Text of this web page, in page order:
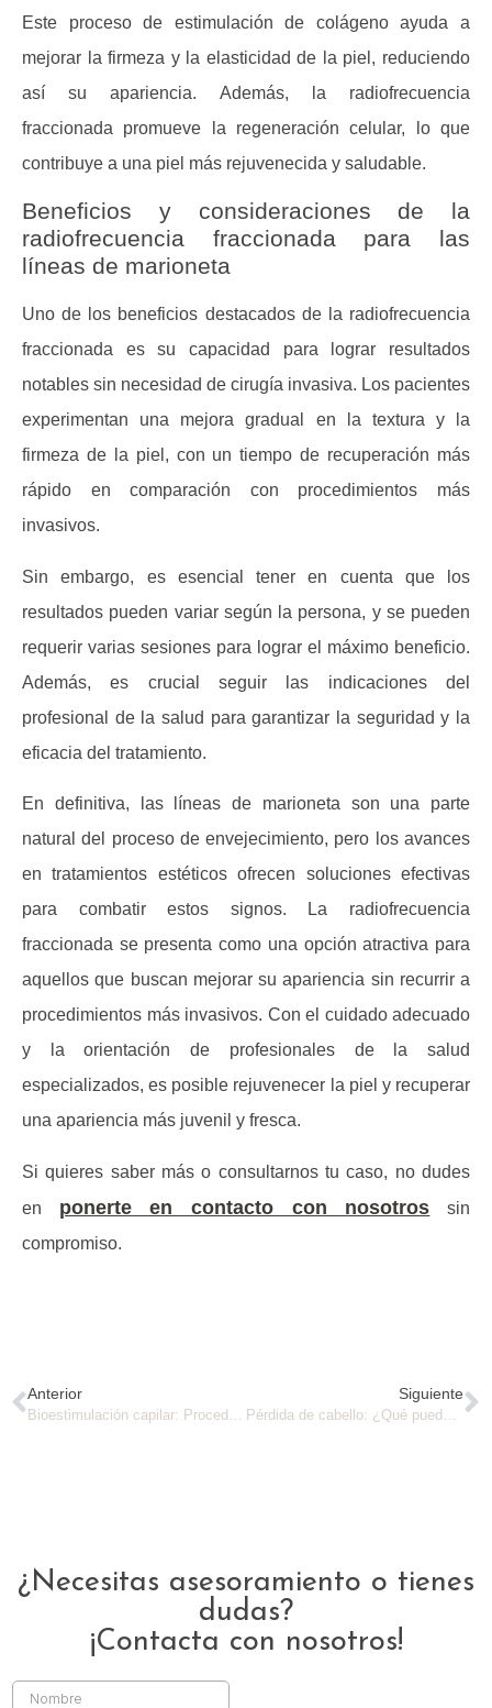
Este proceso de estimulación de colágeno ayuda a
mejorar la firmeza y la elasticidad de la piel, reduciendo
así su apariencia. Además, la radiofrecuencia
fraccionada promueve la regeneración celular, lo que
contribuye a una piel más rejuvenecida y saludable.
Beneficios y consideraciones de la
radiofrecuencia fraccionada para las
líneas de marioneta
Uno de los beneficios destacados de la radiofrecuencia
fraccionada es su capacidad para lograr resultados
notables sin necesidad de cirugía invasiva. Los pacientes
experimentan una mejora gradual en la textura y la
firmeza de la piel, con un tiempo de recuperación más
rápido en comparación con procedimientos más
invasivos.
Sin embargo, es esencial tener en cuenta que los
resultados pueden variar según la persona, y se pueden
requerir varias sesiones para lograr el máximo beneficio.
Además, es crucial seguir las indicaciones del
profesional de la salud para garantizar la seguridad y la
eficacia del tratamiento.
En definitiva, las líneas de marioneta son una parte
natural del proceso de envejecimiento, pero los avances
en tratamientos estéticos ofrecen soluciones efectivas
para combatir estos signos. La radiofrecuencia
fraccionada se presenta como una opción atractiva para
aquellos que buscan mejorar su apariencia sin recurrir a
procedimientos más invasivos. Con el cuidado adecuado
y la orientación de profesionales de la salud
especializados, es posible rejuvenecer la piel y recuperar
una apariencia más juvenil y fresca.
Si quieres saber más o consultarnos tu caso, no dudes
en ponerte en contacto con nosotros sin
compromiso.
Anterior
Bioestimulación capilar: Procedimiento y beneficios
Siguiente
Pérdida de cabello: ¿Qué puede significar?
¿Necesitas asesoramiento o tienes
dudas?
¡Contacta con nosotros!